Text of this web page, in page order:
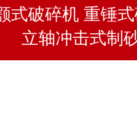
式破碎机 重锤
立轴冲击式制